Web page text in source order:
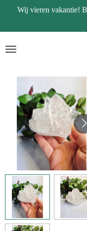
naar
de
Wij vieren vakantie!